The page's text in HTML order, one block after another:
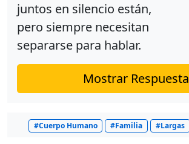
juntos en silencio están,
pero siempre necesitan
separarse para hablar.
Mostrar Respuesta
#Cuerpo Humano #Familia #Largas